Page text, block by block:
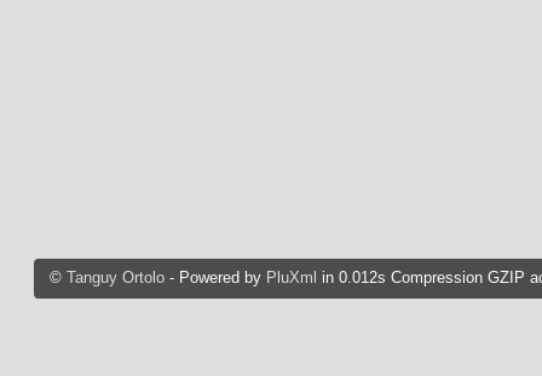
© Tanguy Ortolo- Powered by PluXml in 0.012s Compression GZIP